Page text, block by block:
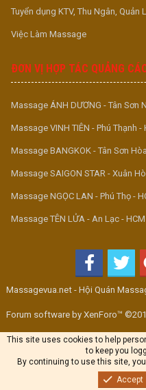
Tuyển dụng KTV, Thu Ngân,
Việc Làm Massage
ĐƠN VỊ HỢP TÁC QUẢNG
Massage ÁNH DƯƠNG - Tân Sơn
Massage VINH TIÊN - Phú Thạnh -
Massage BANGKOK - Tân Sơn
Massage SAIGON STAR - Xuân
Massage NGỌC LAN - Phú Thọ -
Massage TÊN LỬA - An Lạc - HCM
Massagevua.net - Hội Quán
Forum software by XenForo™
This site uses cookies to help
to keep you
By continuing to use this site,
Accept